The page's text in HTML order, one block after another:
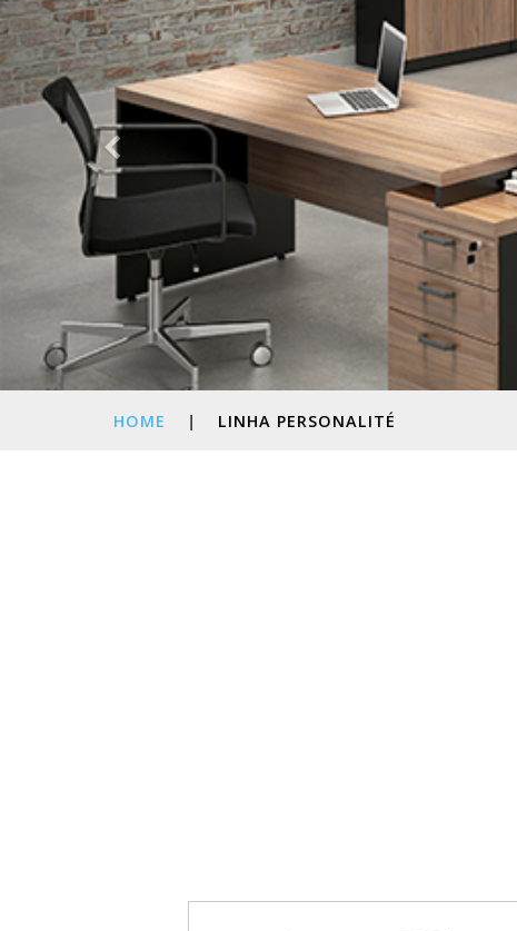
HOME | LINHA PERSONALITÉ